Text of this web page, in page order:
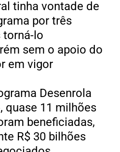
tinha vontade de
por três
torná-lo
sem o apoio do
em vigor
Desenrola
quase 11 milhões
beneficiadas,
R$ 30 bilhões